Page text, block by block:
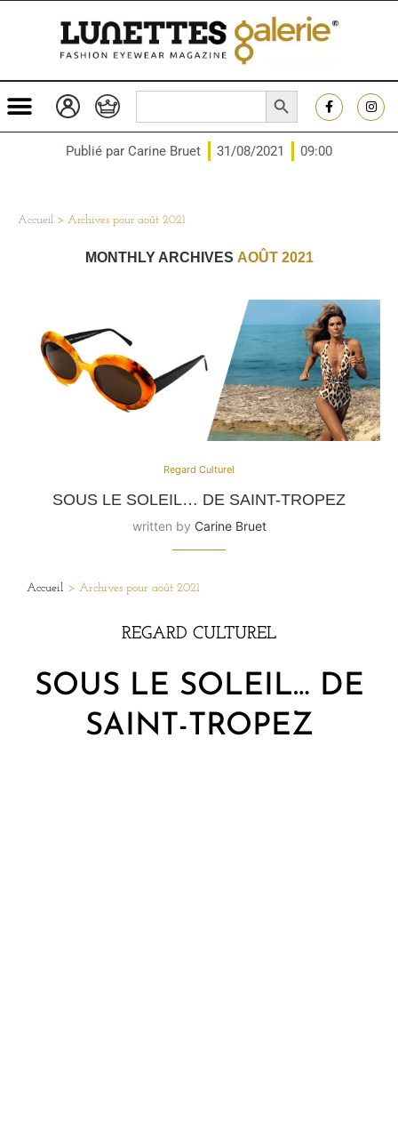
Search
SEARCH BUTTON
Publié par Carine Bruet 31/08/2021 09:00
Accueil > Archives pour août 2021
MONTHLY ARCHIVES AOÛT 2021
Regard Culturel
SOUS LE SOLEIL… DE SAINT-TROPEZ
written by Carine Bruet
Accueil > Archives pour août 2021
REGARD CULTUREL
SOUS LE SOLEIL… DE
SAINT-TROPEZ